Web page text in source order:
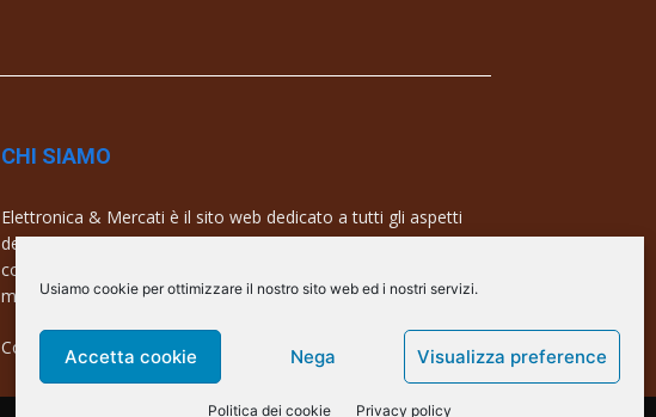
Usiamo cookie per ottimizzare il nostro sito web ed i nostri servizi.
Accetta cookie Nega Visualizza preference
Politica dei cookie Privacy policy
CHI SIAMO
Elettronica & Mercati è il sito web dedicato a tutti gli aspetti
dell’elettronica professionale e dell’industria dei semiconduttori,
con una copertura a 360° che coinvolge tecnologie, prodotti,
mercati e aziende.
Contatti:info@arscommunication.it